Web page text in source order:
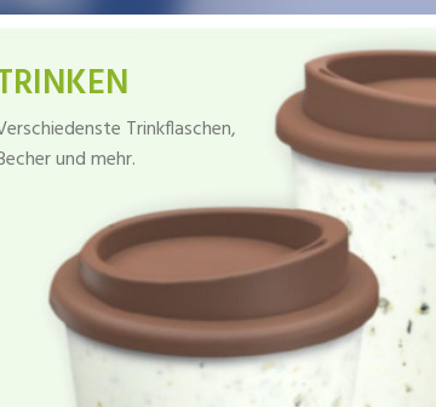
Trinkflaschen,
und mehr.